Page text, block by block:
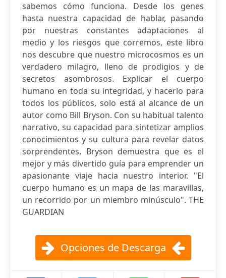
sabemos cómo funciona. Desde los genes
hasta nuestra capacidad de hablar, pasando
por nuestras constantes adaptaciones al
medio y los riesgos que corremos, este libro
nos descubre que nuestro microcosmos es un
verdadero milagro, lleno de prodigios y de
secretos asombrosos. Explicar el cuerpo
humano en toda su integridad, y hacerlo para
todos los públicos, solo está al alcance de un
autor como Bill Bryson. Con su habitual talento
narrativo, su capacidad para sintetizar amplios
conocimientos y su cultura para revelar datos
sorprendentes, Bryson demuestra que es el
mejor y más divertido guía para emprender un
apasionante viaje hacia nuestro interior. "El
cuerpo humano es un mapa de las maravillas,
un recorrido por un miembro minúsculo". THE
GUARDIAN
Opciones de Descarga